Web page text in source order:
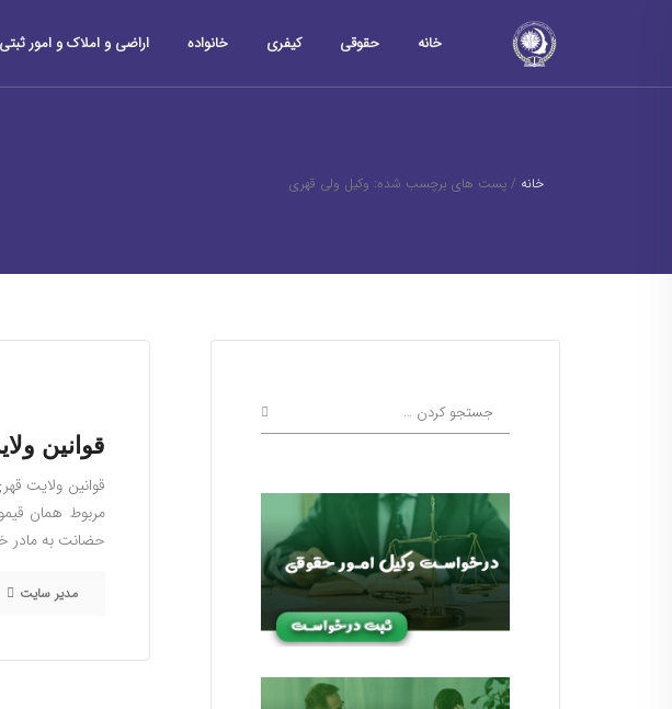
خانه حقوقی کیفری خانواده اراضی و املاک و امور ثبتی
خانه / پست های برچسب شده: وکیل ولی قهری
قوانین
قوانین ولایت
مربوط همان
حضانت به مادر
مدیر سایت